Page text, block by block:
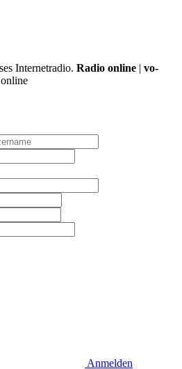
Internetradio. Radio online | vo-
Anmelden